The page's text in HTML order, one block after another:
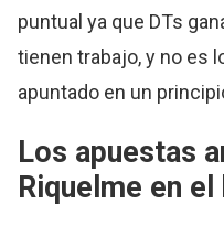
puntual ya que DTs
tienen trabajo, y no es
apuntado en un
Los apuestas
Riquelme en el